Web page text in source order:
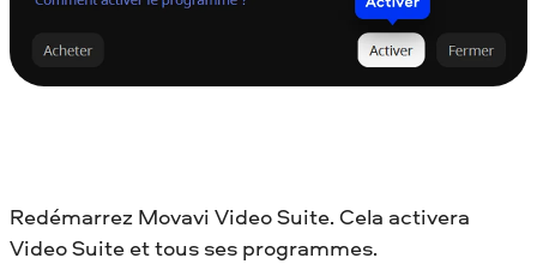
Redémarrez Movavi Video Suite. Cela activera
Video Suite et tous ses programmes.